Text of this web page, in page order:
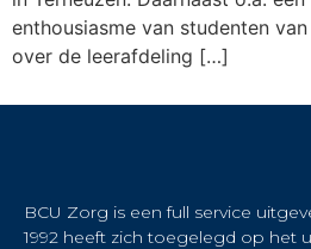
enthousiasme van studenten
over de leerafdeling […]
BCU Zorg is een full service
1992 heeft zich toegelegd op het